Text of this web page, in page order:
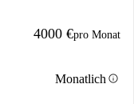
4000 €pro Monat
Monatlichinfo